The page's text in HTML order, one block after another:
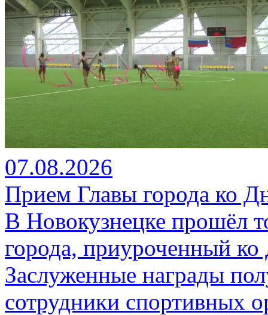
07.08.2026
Прием Главы города ко
В Новокузнецке прошёл
города, приуроченный
Заслуженные награды
сотрудники спортивных